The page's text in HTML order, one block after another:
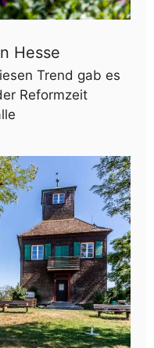
Hesse
Trend gab es
Reformzeit